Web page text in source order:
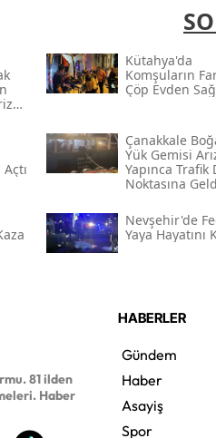
Kütahya'da
Komşuların
Çöp Evden Sağ
Çanakkale
Yük Gemisi
Yapınca Trafik
Noktasına
Nevşehir'de
Yaya Hayatını
81 ilden
Haber
HABERLER
Gündem
Haber
Asayiş
Spor